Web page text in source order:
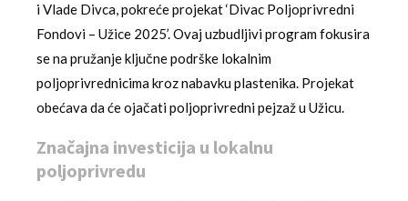
i Vlade Divca, pokreće projekat ‘Divac Poljoprivredni
Fondovi – Užice 2025’. Ovaj uzbudljivi program fokusira
se na pružanje ključne podrške lokalnim
poljoprivrednicima kroz nabavku plastenika. Projekat
obećava da će ojačati poljoprivredni pejzaž u Užicu.
Značajna investicija u lokalnu
poljoprivredu